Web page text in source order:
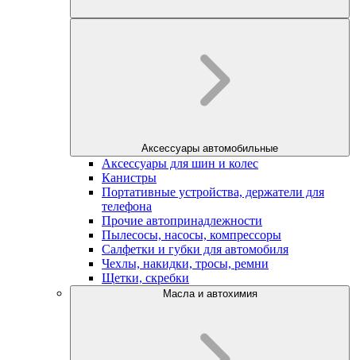
Аксессуары автомобильные
Аксессуары для шин и колес
Канистры
Портативные устройства, держатели для
телефона
Прочие автопринадлежности
Пылесосы, насосы, компрессоры
Салфетки и губки для автомобиля
Чехлы, накидки, тросы, ремни
Щетки, скребки
Масла и автохимия